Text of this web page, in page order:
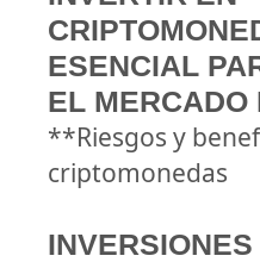
ESENCIAL
EL MERCADO
**Riesgos y
criptomonedas
INVERSIONES